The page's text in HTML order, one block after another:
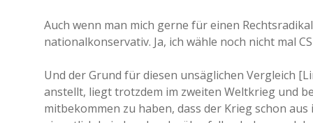
Auch wenn man mich gerne für einen
nationalkonservativ. Ja, ich wähle noch nicht mal
Und der Grund für diesen unsäglichen Vergleich
anstellt, liegt trotzdem im zweiten Weltkrieg und
mitbekommen zu haben, dass der Krieg schon